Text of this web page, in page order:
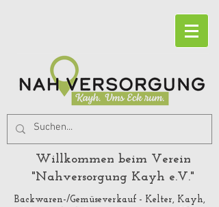
Willkommen beim Verein
"Nahversorgung Kayh e.V."
Backwaren-/Gemüseverkauf - Kelter, Kayh,